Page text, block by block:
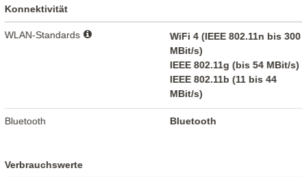
Konnektivität
WLAN-Standards
WiFi 4 (IEEE 802.11n bis 300
MBit/s)
IEEE 802.11g (bis 54 MBit/s)
IEEE 802.11b (11 bis 44
MBit/s)
Bluetooth Bluetooth
Verbrauchswerte